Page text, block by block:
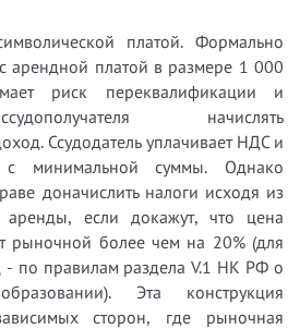
платой. Формально
арендной платой в размере 1 000
риск переквалификации и
начислять
Ссудодатель уплачивает НДС и
минимальной суммы. Однако
доначислить налоги исходя из
аренды, если докажут, что цена
рыночной более чем на 20% (для
- по правилам раздела V.1 НК РФ о
Эта конструкция
сторон, где рыночная